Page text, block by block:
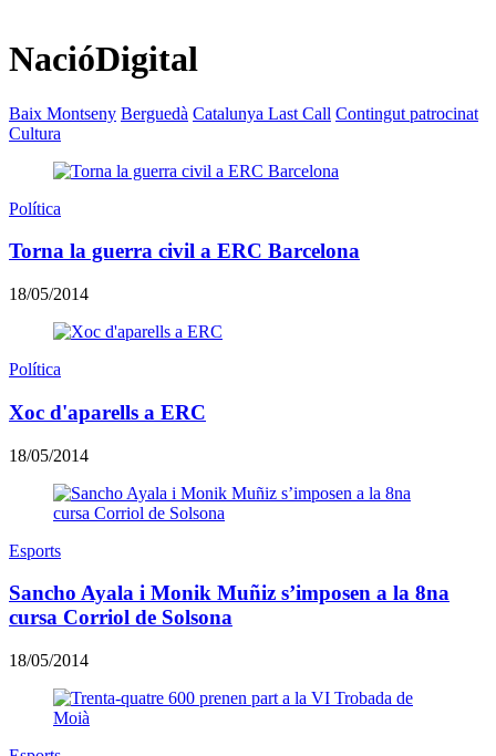
NacióDigital
Baix Montseny Berguedà Catalunya Last Call Contingut patrocinat
Cultura
Política
Torna la guerra civil a ERC Barcelona
18/05/2014
Política
Xoc d'aparells a ERC
18/05/2014
Esports
Sancho Ayala i Monik Muñiz s’imposen a la 8na
cursa Corriol de Solsona
18/05/2014